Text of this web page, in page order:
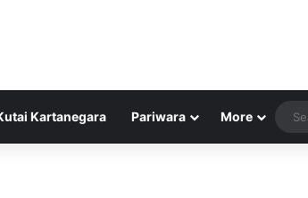
Kartanegara Pariwara More